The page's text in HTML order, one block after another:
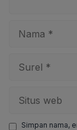
web
Simpan nama,